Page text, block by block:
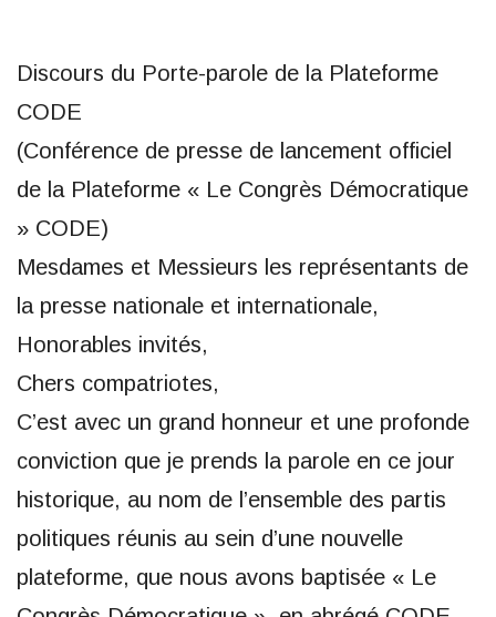
Discours du Porte-parole de la Plateforme
CODE
(Conférence de presse de lancement officiel
de la Plateforme « Le Congrès Démocratique
» CODE)
Mesdames et Messieurs les représentants de
la presse nationale et internationale,
Honorables invités,
Chers compatriotes,
C’est avec un grand honneur et une profonde
conviction que je prends la parole en ce jour
historique, au nom de l’ensemble des partis
politiques réunis au sein d’une nouvelle
plateforme, que nous avons baptisée « Le